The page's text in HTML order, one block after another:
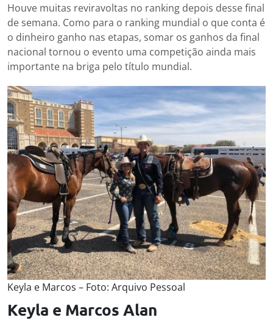
Houve muitas reviravoltas no ranking depois desse final
de semana. Como para o ranking mundial o que conta é
o dinheiro ganho nas etapas, somar os ganhos da final
nacional tornou o evento uma competição ainda mais
importante na briga pelo título mundial.
Keyla e Marcos – Foto: Arquivo Pessoal
Keyla e Marcos Alan